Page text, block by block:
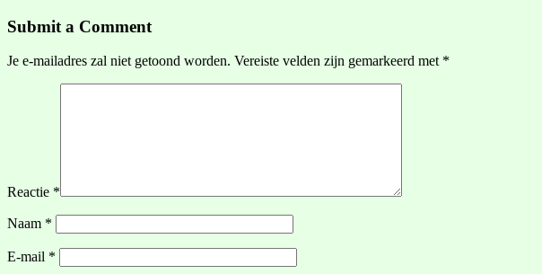
Submit a Comment
Je e-mailadres zal niet getoond worden. Vereiste velden zijn gemarkeerd met *
Reactie *
Naam *
E-mail *